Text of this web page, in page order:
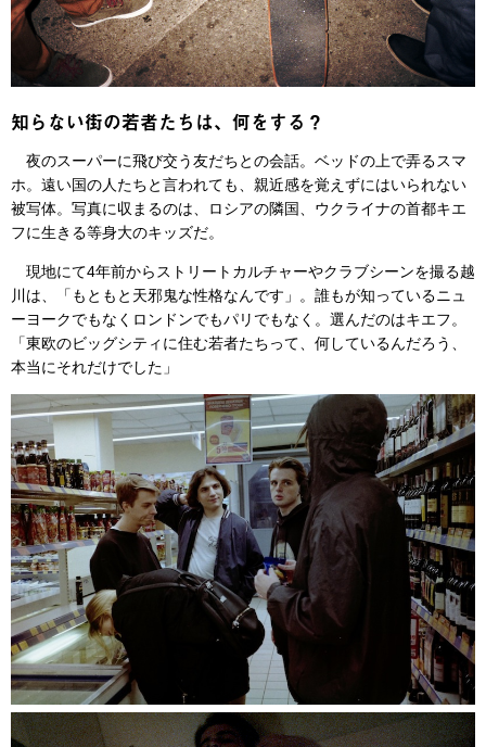
知らない街の若者たちは、何をする？
夜のスーパーに飛び交う友だちとの会話。ベッドの上で弄るスマ
ホ。遠い国の人たちと言われても、親近感を覚えずにはいられない
被写体。写真に収まるのは、ロシアの隣国、ウクライナの首都キエ
フに生きる等身大のキッズだ。
現地にて4年前からストリートカルチャーやクラブシーンを撮る越
川は、「もともと天邪鬼な性格なんです」。誰もが知っているニュ
ーヨークでもなくロンドンでもパリでもなく。選んだのはキエフ。
「東欧のビッグシティに住む若者たちって、何しているんだろう、
本当にそれだけでした」